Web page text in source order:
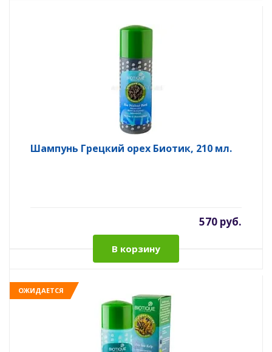
Шампунь Грецкий орех Биотик, 210 мл.
570 руб.
В корзину
ОЖИДАЕТСЯ